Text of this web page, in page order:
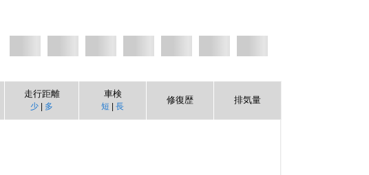
走行距離
少 多
車検
短 長
修復歴 排気量